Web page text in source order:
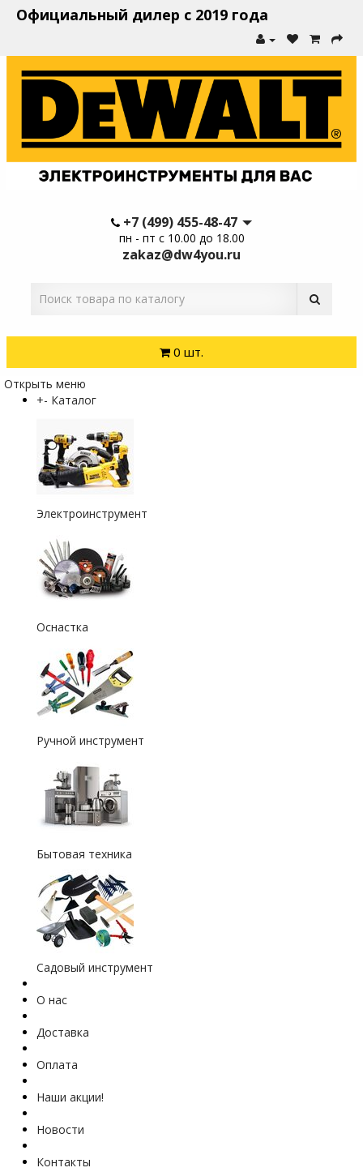
Официальный дилер с 2019 года
+7 (499) 455-48-47
пн - пт с 10.00 до 18.00
zakaz@dw4you.ru
0 шт.
Открыть меню
+- Каталог
Электроинструмент
Оснастка
Ручной инструмент
Бытовая техника
Садовый инструмент
О нас
Доставка
Оплата
Наши акции!
Новости
Контакты